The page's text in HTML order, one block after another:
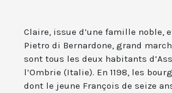
Claire, issue d’une famille noble,
Pietro di Bernardone, grand
sont tous les deux habitants
l’Ombrie (Italie). En 1198, les
dont le jeune François de seize